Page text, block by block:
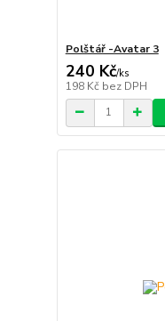
Polštář -Avatar 3
240 Kč/ks
198 Kč bez DPH